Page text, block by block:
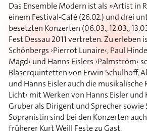
Das Ensemble Modern ist als »Artist in
einem Festival-Café (26.02.) und drei
besetzten Konzerten (06.03., 12.03.,
Fest Dessau 2011 vertreten. Zu erleben
Schönbergs ›Pierrot Lunaire‹, Paul
Magd‹ und Hanns Eislers ›Palmström‹
Bläserquintetten von Erwin Schulhoff,
und Hanns Eisler auch die musikalische
Licht‹ mit Werken von Hanns Eisler
Gruber als Dirigent und Sprecher sowie
Sopranistin sind bei den Konzerten
früherer Kurt Weill Feste zu Gast.